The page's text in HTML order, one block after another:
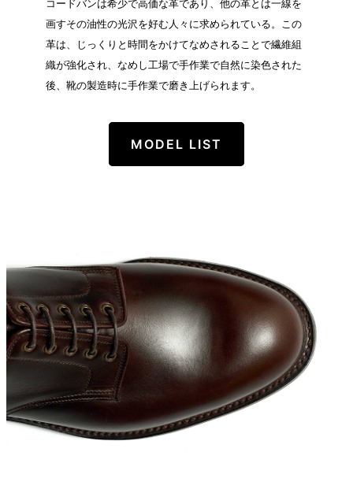
コードバンは希少で高価な革であり、他の革とは一線を
画すその油性の光沢を好む人々に求められている。この
革は、じっくりと時間をかけてなめされることで繊維組
織が強化され、なめし工場で手作業で自然に染色された
後、靴の製造時に手作業で磨き上げられます。
MODEL LIST